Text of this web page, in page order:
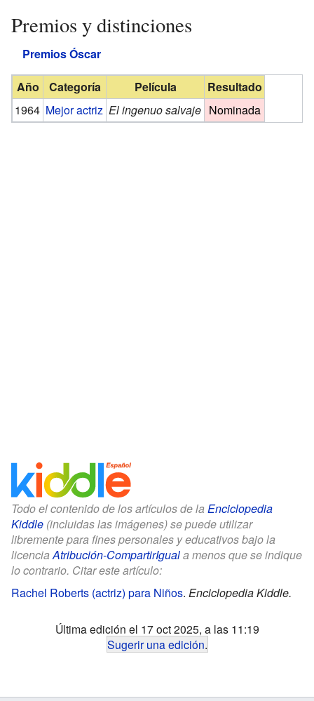
Premios y distinciones
Premios Óscar
Año Categoría Película
Resultado
1964 Mejor actriz El ingenuo salvaje Nominada
Todo el contenido de los artículos de la Enciclopedia
Kiddle (incluidas las imágenes) se puede utilizar
libremente para fines personales y educativos bajo la
licenciaAtribución-CompartirIguala menos que se indique
lo contrario. Citar este artículo:
Rachel Roberts (actriz) para Niños. Enciclopedia Kiddle.
Última edición el 17 oct 2025, a las 11:19
Sugerir una edición.